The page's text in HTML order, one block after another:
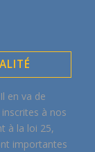
en va de
à nos
à la loi 25,
importantes